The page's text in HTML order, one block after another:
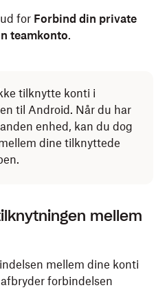
ud for Forbind din private
teamkonto.
eller initialer) i
ellerTilføj teamkonto.
mulighed,
for dit team.
.
tilknytte konti i
til Android. Når du har
enhed, kan du dog
dine tilknyttede
mellem
mellem dine konti
forbindelsen